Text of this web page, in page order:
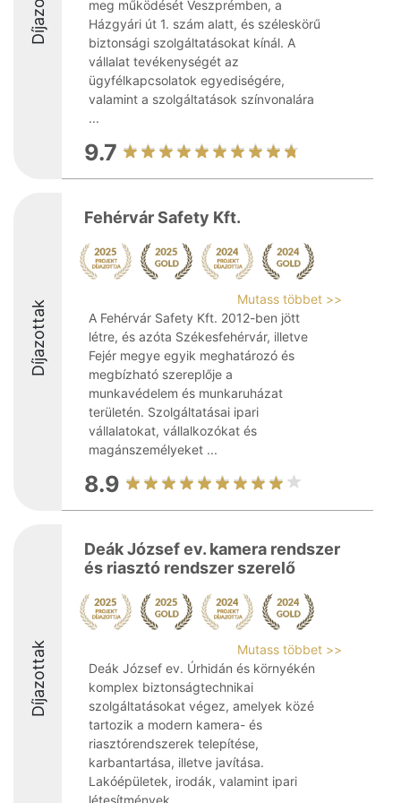
meg működését Veszprémben, a
Házgyári út 1. szám alatt, és széleskörű
biztonsági szolgáltatásokat kínál. A
vállalat tevékenységét az
ügyfélkapcsolatok egyediségére,
valamint a szolgáltatások színvonalára
...
9.7
Díjazottak
Fehérvár Safety Kft.
Mutass többet >>
A Fehérvár Safety Kft. 2012-ben jött
létre, és azóta Székesfehérvár, illetve
Fejér megye egyik meghatározó és
megbízható szereplője a
munkavédelem és munkaruházat
területén. Szolgáltatásai ipari
vállalatokat, vállalkozókat és
magánszemélyeket ...
8.9
Díjazottak
Deák József ev. kamera rendszer
és riasztó rendszer szerelő
Mutass többet >>
Deák József ev. Úrhidán és környékén
komplex biztonságtechnikai
szolgáltatásokat végez, amelyek közé
tartozik a modern kamera- és
riasztórendszerek telepítése,
karbantartása, illetve javítása.
Lakóépületek, irodák, valamint ipari
létesítmények ...